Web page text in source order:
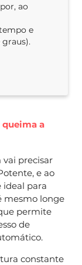
ao
e
queima a
precisar
e ao
ideal para
mesmo longe
permite
de
constante